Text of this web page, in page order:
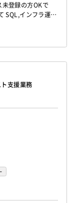
登録の方OKで
SQL,インフラ運用
・ユーザー問い合
支援業務